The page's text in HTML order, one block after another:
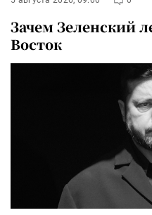
Зачем Зеленский
Восток